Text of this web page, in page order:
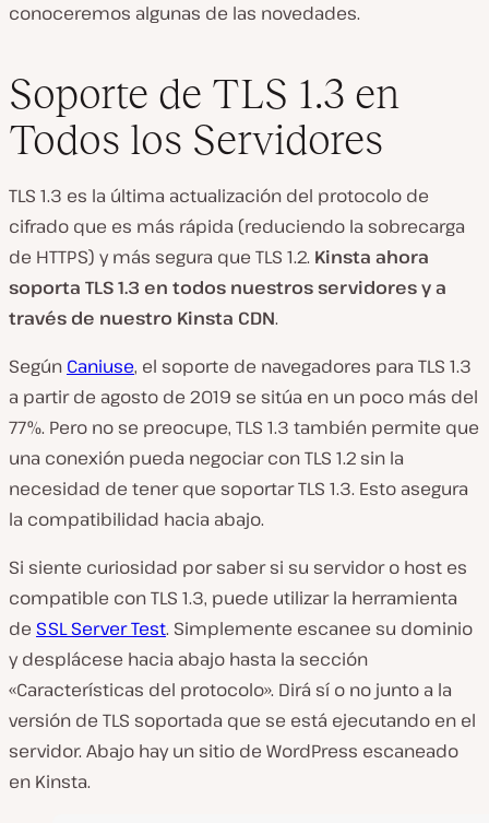
conoceremos algunas de las novedades.
Soporte de TLS 1.3 en
Todos los Servidores
TLS 1.3 es la última actualización del protocolo de
cifrado que es más rápida (reduciendo la sobrecarga
de HTTPS) y más segura que TLS 1.2. Kinsta ahora
soporta TLS 1.3 en todos nuestros servidores y a
través de nuestro Kinsta CDN.
Según Caniuse, el soporte de navegadores para TLS 1.3
a partir de agosto de 2019 se sitúa en un poco más del
77%. Pero no se preocupe, TLS 1.3 también permite que
una conexión pueda negociar con TLS 1.2 sin la
necesidad de tener que soportar TLS 1.3. Esto asegura
la compatibilidad hacia abajo.
Si siente curiosidad por saber si su servidor o host es
compatible con TLS 1.3, puede utilizar la herramienta
de SSL Server Test. Simplemente escanee su dominio
y desplácese hacia abajo hasta la sección
«Características del protocolo». Dirá sí o no junto a la
versión de TLS soportada que se está ejecutando en el
servidor. Abajo hay un sitio de WordPress escaneado
en Kinsta.